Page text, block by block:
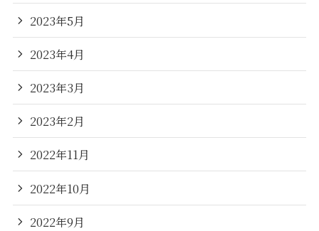
2023年5月
2023年4月
2023年3月
2023年2月
2022年11月
2022年10月
2022年9月